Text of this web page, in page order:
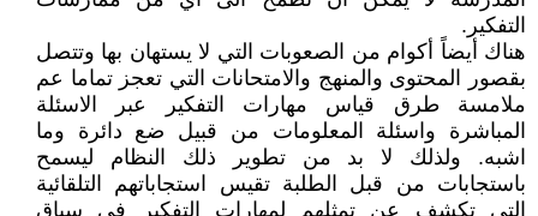
التفكير.
هناك أيضاً أكوام من الصعوبات التي لا يستهان بها وتتصل
بقصور المحتوى والمنهج والامتحانات التي تعجز تماما عم
ملامسة طرق قياس مهارات التفكير عبر الاسئلة
المباشرة واسئلة المعلومات من قبيل ضع دائرة وما
اشبه. ولذلك لا بد من تطوير ذلك النظام ليسمح
باستجابات من قبل الطلبة تقيس استجاباتهم التلقائية
التي تكشف عن تمثلهم لمهارات التفكير في سياق